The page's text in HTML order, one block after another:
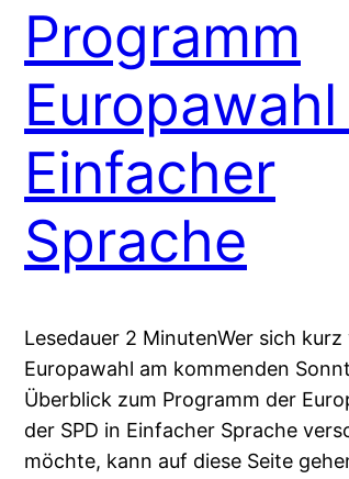
Programm
Einfacher
Sprache
Lesedauer 2 MinutenWer sich
Europawahl am kommenden
Überblick zum Programm der
der SPD in Einfacher Sprache
möchte, kann auf diese Seite